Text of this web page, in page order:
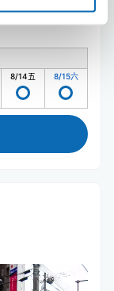
8/14五 8/15六